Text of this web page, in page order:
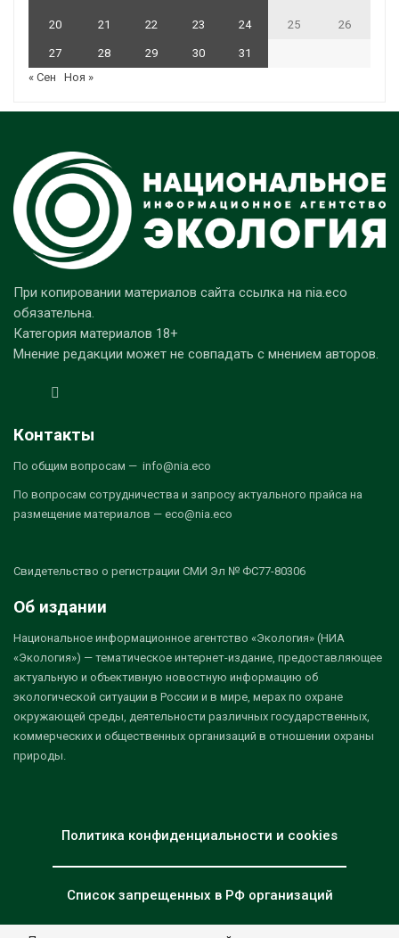
20 21 22 23 24 25 26
27 28 29 30
31
« Сен
Ноя »
При копировании материалов сайта ссылка на nia.eco
обязательна.
Категория материалов 18+
Мнение редакции может не совпадать с мнением авторов.
Контакты
По общим вопросам — info@nia.eco
По вопросам сотрудничества и запросу актуального прайса на
размещение материалов — eco@nia.eco
Свидетельство о регистрации СМИ Эл № ФС77-80306
Об издании
Национальное информационное агентство «Экология» (НИА
«Экология») — тематическое интернет-издание, предоставляющее
актуальную и объективную новостную информацию об
экологической ситуации в России и в мире, мерах по охране
окружающей среды, деятельности различных государственных,
коммерческих и общественных организаций в отношении охраны
природы.
Политика конфиденциальности и cookies
Список запрещенных в РФ организаций